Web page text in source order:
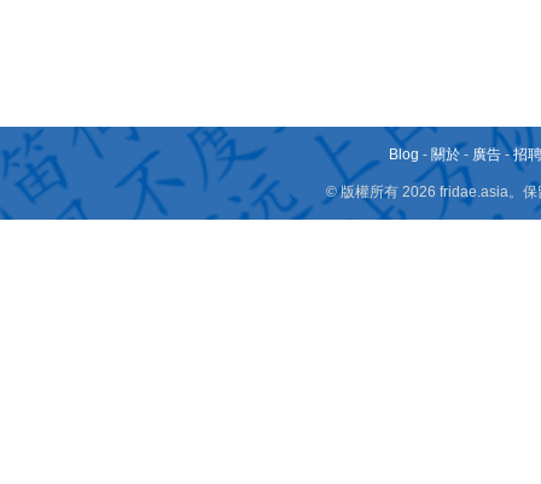
Blog - 關於 - 廣告 -招
© 版權所有 2026 fridae.asia。